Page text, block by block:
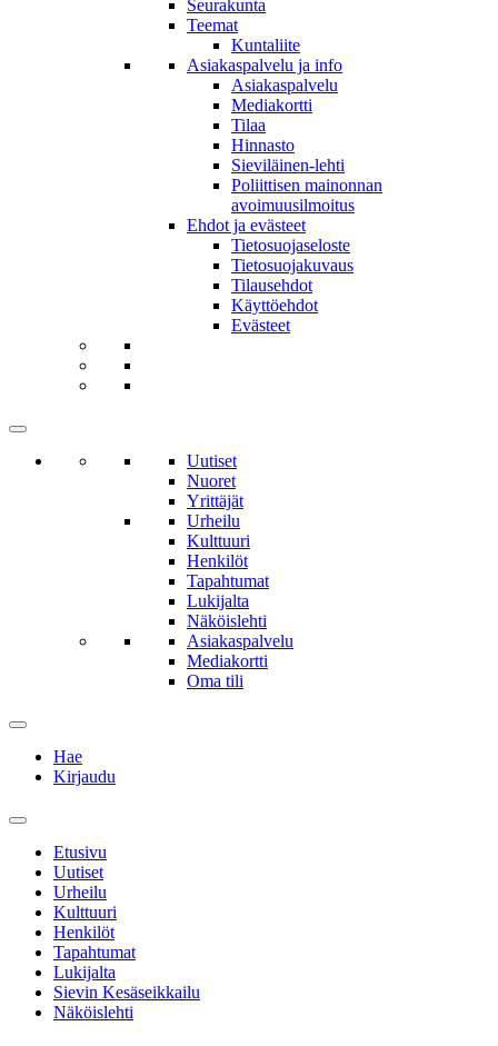
Seurakunta
Teemat
Kuntaliite
Asiakaspalvelu ja info
Asiakaspalvelu
Mediakortti
Tilaa
Hinnasto
Sieviläinen-lehti
Poliittisen mainonnan
avoimuusilmoitus
Ehdot ja evästeet
Tietosuojaseloste
Tietosuojakuvaus
Tilausehdot
Käyttöehdot
Evästeet
Uutiset
Nuoret
Yrittäjät
Urheilu
Kulttuuri
Henkilöt
Tapahtumat
Lukijalta
Näköislehti
Asiakaspalvelu
Mediakortti
Oma tili
Hae
Kirjaudu
Etusivu
Uutiset
Urheilu
Kulttuuri
Henkilöt
Tapahtumat
Lukijalta
Sievin Kesäseikkailu
Näköislehti